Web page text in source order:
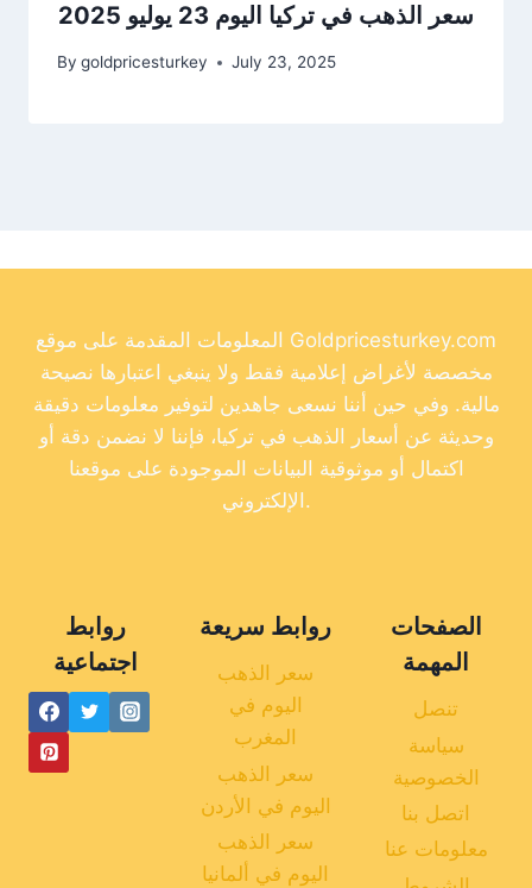
سعر الذهب في تركيا اليوم 23 يوليو 2025
By goldpricesturkey July 23, 2025
المعلومات المقدمة على موقع Goldpricesturkey.com
مخصصة لأغراض إعلامية فقط ولا ينبغي اعتبارها نصيحة
مالية. وفي حين أننا نسعى جاهدين لتوفير معلومات دقيقة
وحديثة عن أسعار الذهب في تركيا، فإننا لا نضمن دقة أو
اكتمال أو موثوقية البيانات الموجودة على موقعنا
الإلكتروني.
روابط
اجتماعية
روابط سريعة
سعر الذهب
اليوم في
المغرب
سعر الذهب
اليوم في الأردن
سعر الذهب
اليوم في ألمانيا
الصفحات
المهمة
تنصل
سياسة
الخصوصية
اتصل بنا
معلومات عنا